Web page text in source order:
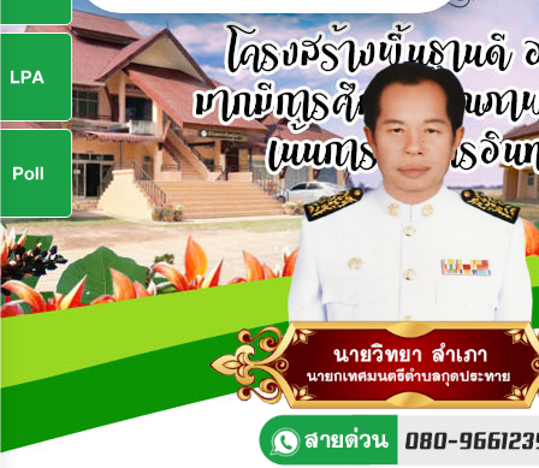
ข่าว
ประชาสัมพันธ์
การ
ปฏิสัมพันธ์
ข้อมูล
รับ
ฟัง
ความ
คิด
เห็น
แผน
แผน
พัฒนา